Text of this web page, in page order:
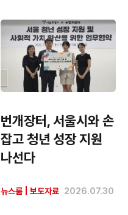
번개장터, 서울시와 손
잡고 청년 성장 지원
나선다
뉴스룸 보도자료 2026.07.30